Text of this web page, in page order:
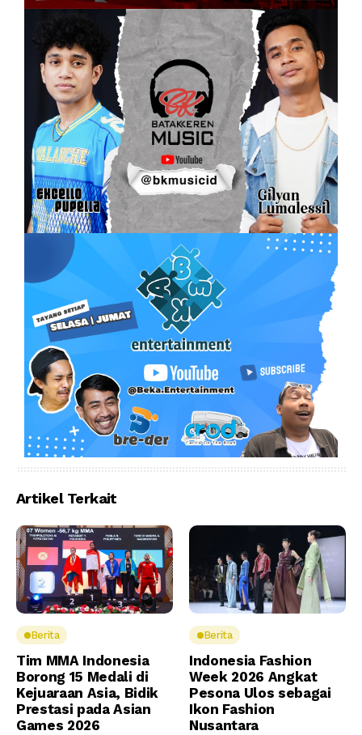
Artikel Terkait
Berita
Tim MMA Indonesia
Borong 15 Medali di
Kejuaraan Asia, Bidik
Prestasi pada Asian
Games 2026
Berita
Indonesia Fashion
Week 2026 Angkat
Pesona Ulos sebagai
Ikon Fashion
Nusantara